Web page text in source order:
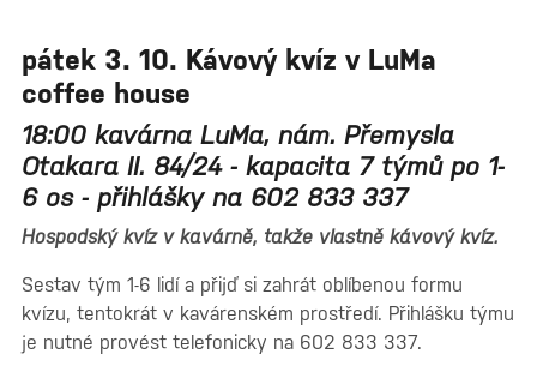
pátek 3. 10. Kávový kvíz v LuMa
coffee house
18:00 kavárna LuMa, nám. Přemysla
Otakara II. 84/24 - kapacita 7 týmů po 1-
6 os - přihlášky na 602 833 337
Hospodský kvíz v kavárně, takže vlastně kávový kvíz.
Sestav tým 1-6 lidí a přijď si zahrát oblíbenou formu
kvízu, tentokrát v kavárenském prostředí. Přihlášku týmu
je nutné provést telefonicky na 602 833 337.